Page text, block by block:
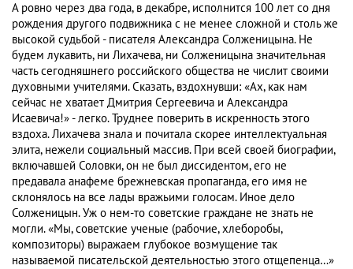
А ровно через два года, в декабре, исполнится 100 лет со дня
рождения другого подвижника с не менее сложной и столь же
высокой судьбой - писателя Александра Солженицына. Не
будем лукавить, ни Лихачева, ни Солженицына значительная
часть сегодняшнего российского общества не числит своими
духовными учителями. Сказать, вздохнувши: «Ах, как нам
сейчас не хватает Дмитрия Сергеевича и Александра
Исаевича!» - легко. Труднее поверить в искренность этого
вздоха. Лихачева знала и почитала скорее интеллектуальная
элита, нежели социальный массив. При всей своей биографии,
включавшей Соловки, он не был диссидентом, его не
предавала анафеме брежневская пропаганда, его имя не
склонялось на все лады вражьими голосам. Иное дело
Солженицын. Уж о нем-то советские граждане не знать не
могли. «Мы, советские ученые (рабочие, хлеборобы,
композиторы) выражаем глубокое возмущение так
называемой писательской деятельностью этого отщепенца…»